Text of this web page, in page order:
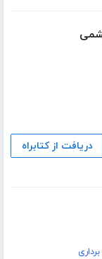
دریافت از کتابراه